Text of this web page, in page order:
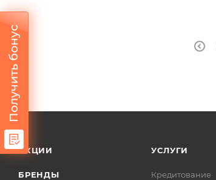
АКЦИИ
БРЕНДЫ
УСЛУГИ
Кредитование
Получить бонус